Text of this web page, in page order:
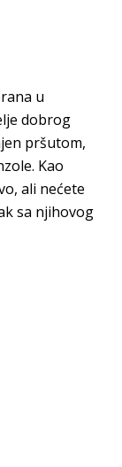
u
dobrog
pršutom,
Kao
ali nećete
sa njihovog